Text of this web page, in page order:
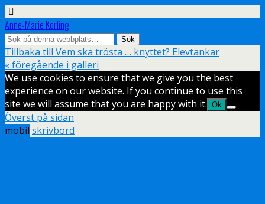
Anne-Marie Körling
Tillbaka till Vem ska trösta … knyttet? Elevtankar
« föregående i galleri
We use cookies to ensure that we give you the best
experience on our website. If you continue to use this
site we will assume that you are happy with it. Ok
Överst på sidan
mobil skrivbord